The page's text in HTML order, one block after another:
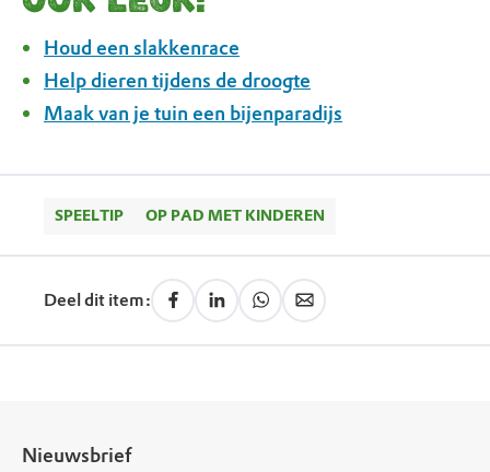
Houd een slakkenrace
Help dieren tijdens de droogte
Maak van je tuin een bijenparadijs
SPEELTIP OP PAD MET KINDEREN
Deel dit item:
Nieuwsbrief